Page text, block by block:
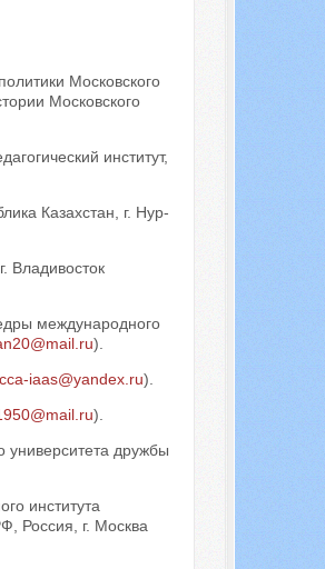
Московского
Московского
институт,
Казахстан, г. Нур-
Владивосток
международного
).
iaas@yandex.ru).
).
университета дружбы
института
Россия, г. Москва